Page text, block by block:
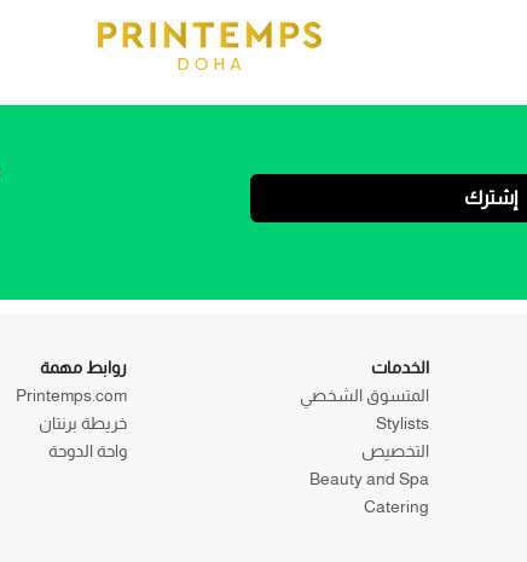
إشترك
الخدمات
المتسوق الشخصي
Stylists
التخصيص
Beauty and Spa
Catering
روابط مهمة
Printemps.com
خريطة برنتان
واحة الدوحة